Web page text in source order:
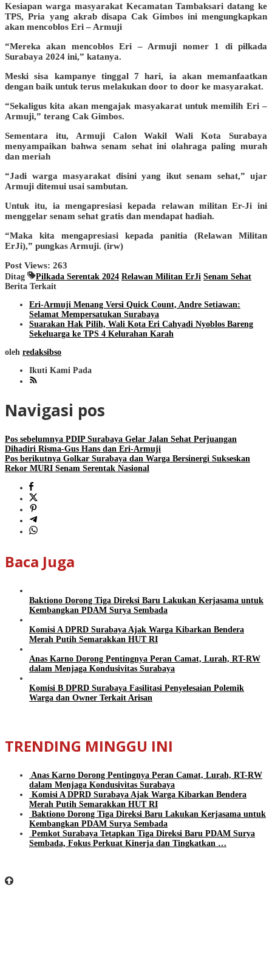
Kesiapan warga masyarakat Kecamatan Tambaksari datang ke
TPS, Pria yang akrab disapa Cak Gimbos ini mengungkapkan
akan mencoblos Eri – Armuji
“Mereka akan mencoblos Eri – Armuji nomer 1 di pilkada
Surabaya 2024 ini,” katanya.
Meski sisa kampanye tinggal 7 hari, ia akan memanfaatkan
dengan baik untuk terus melakukan door to door ke masyarakat.
“Sekaligus kita akan mengajak masyakarat untuk memilih Eri –
Armuji,” terang Cak Gimbos.
Sementara itu, Armuji Calon Wakil Wali Kota Surabaya
menyampaikan bahwa senam sehat ini olahraga paling murah
dan meriah
“Jadi warga masyarakat disini yang ikut senam sehat,” ujar
Armuji ditemui usai sambutan.
Untuk itu, ia mengapresiasi kepada relawan militan Er-Ji ini
menggelar senam sehat gratis dan mendapat hadiah.
“Maka kita mengapresiasi kepada panitia (Relawan Militan
ErJi),” pungkas Armuji. (irw)
Post Views: 263
Ditag Pilkada Serentak 2024 Relawan Militan ErJi Senam Sehat
Berita Terkait
Eri-Armuji Menang Versi Quick Count, Andre Setiawan:
Selamat Mempersatukan Surabaya
Suarakan Hak Pilih, Wali Kota Eri Cahyadi Nyoblos Bareng
Sekeluarga ke TPS 4 Kelurahan Karah
oleh redaksibso
Ikuti Kami Pada
Navigasi pos
Pos sebelumnya PDIP Surabaya Gelar Jalan Sehat Perjuangan
Dihadiri Risma-Gus Hans dan Eri-Armuji
Pos berikutnya Golkar Surabaya dan Warga Bersinergi Sukseskan
Rekor MURI Senam Serentak Nasional
Baca Juga
Baktiono Dorong Tiga Direksi Baru Lakukan Kerjasama untuk
Kembangkan PDAM Surya Sembada
Komisi A DPRD Surabaya Ajak Warga Kibarkan Bendera
Merah Putih Semarakkan HUT RI
Anas Karno Dorong Pentingnya Peran Camat, Lurah, RT-RW
dalam Menjaga Kondusivitas Surabaya
Komisi B DPRD Surabaya Fasilitasi Penyelesaian Polemik
Warga dan Owner Terkait Arisan
TRENDING MINGGU INI
Anas Karno Dorong Pentingnya Peran Camat, Lurah, RT-RW
dalam Menjaga Kondusivitas Surabaya
Komisi A DPRD Surabaya Ajak Warga Kibarkan Bendera
Merah Putih Semarakkan HUT RI
Baktiono Dorong Tiga Direksi Baru Lakukan Kerjasama untuk
Kembangkan PDAM Surya Sembada
Pemkot Surabaya Tetapkan Tiga Direksi Baru PDAM Surya
Sembada, Fokus Perkuat Kinerja dan Tingkatkan …